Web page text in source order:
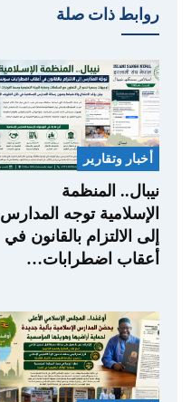
روابط ذات صلة
أخبار وتقارير
نيبال.. المنظمة
الإسلامية توجه المدارس
إلى الالتزام بالقانون في
أعقاب اضطرابات…